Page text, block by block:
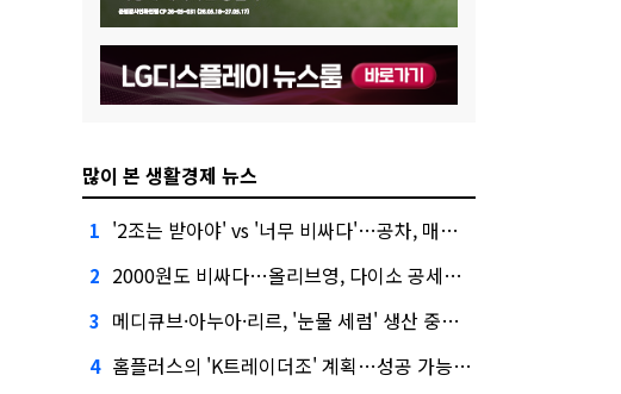
많이 본 생활경제 뉴스
1 '2조는 받아야' vs '너무 비싸다'…공차, 매각 성공할까
2 2000원도 비싸다…올리브영, 다이소 공세에 '가성비'로 맞불
3 메디큐브·아누아·리르, '눈물 세럼' 생산 중단한다
4 홈플러스의 'K트레이더조' 계획…성공 가능성은 '글쎄'